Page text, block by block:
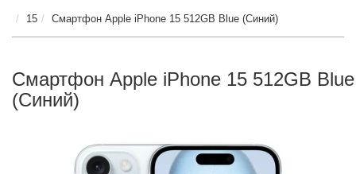
... 15 Смартфон Apple iPhone 15 512GB Blue (Синий)
Смартфон Apple iPhone 15 512GB Blue
(Синий)